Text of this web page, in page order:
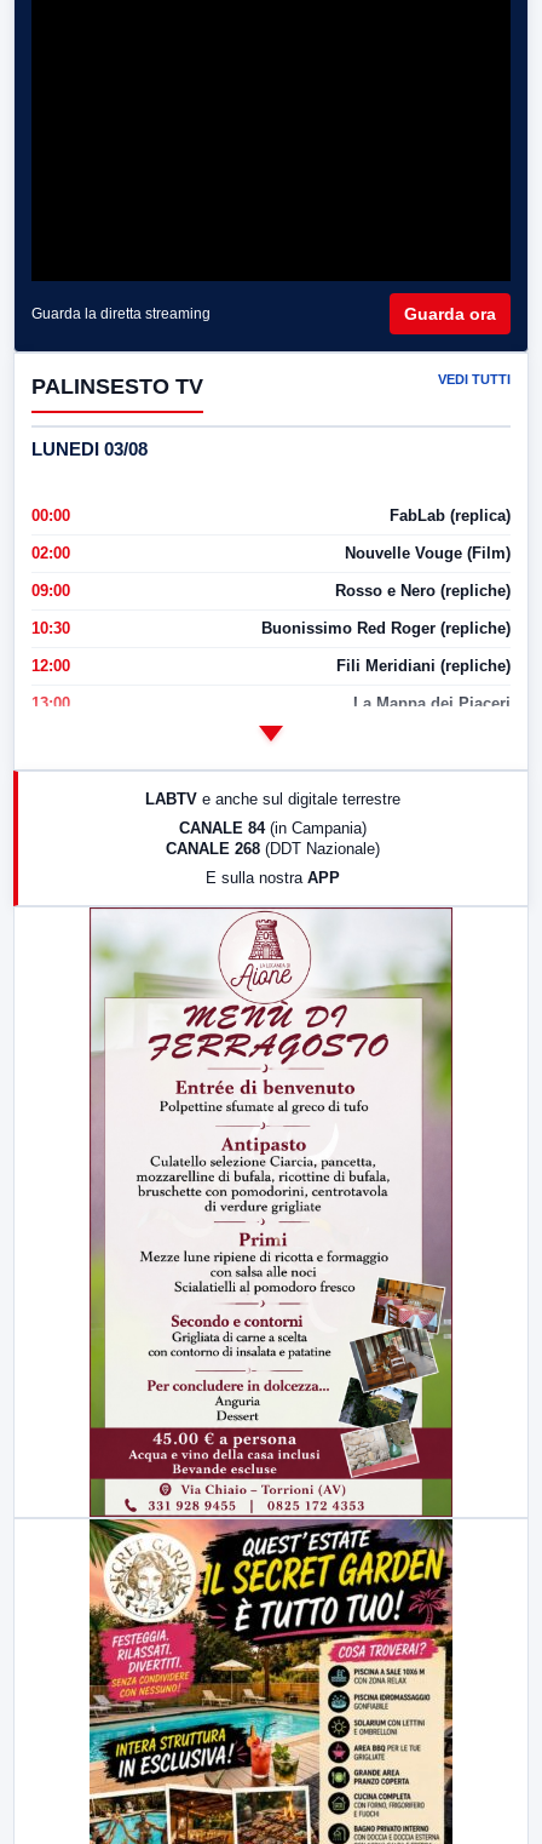
Guarda la diretta streaming Guarda ora
PALINSESTO TV VEDI TUTTI
LUNEDI 03/08
00:00 FabLab (replica)
02:00 Nouvelle Vouge (Film)
09:00 Rosso e Nero (repliche)
10:30 Buonissimo Red Roger (repliche)
12:00 Fili Meridiani (repliche)
13:00 La Mappa dei Piaceri
17:00 LabNews (replica)
LABTV e anche sul digitale terrestre
CANALE 84 (in Campania)
CANALE 268 (DDT Nazionale)
E sulla nostra APP